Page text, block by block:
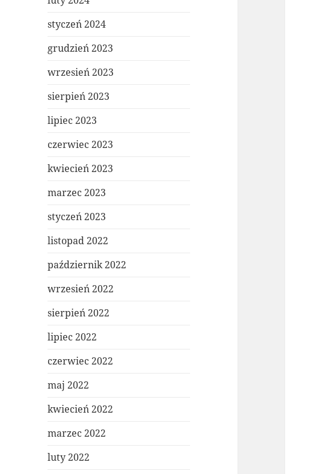
styczeń 2024
grudzień 2023
wrzesień 2023
sierpień 2023
lipiec 2023
czerwiec 2023
kwiecień 2023
marzec 2023
styczeń 2023
listopad 2022
październik 2022
wrzesień 2022
sierpień 2022
lipiec 2022
czerwiec 2022
maj 2022
kwiecień 2022
marzec 2022
luty 2022